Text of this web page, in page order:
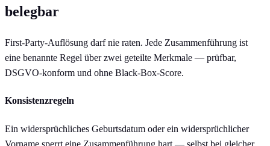
belegbar
First-Party-Auflösung darf nie raten. Jede Zusammenführung ist
eine benannte Regel über zwei geteilte Merkmale — prüfbar,
DSGVO-konform und ohne Black-Box-Score.
Konsistenzregeln
Ein widersprüchliches Geburtsdatum oder ein widersprüchlicher
Vorname sperrt eine Zusammenführung hart — selbst bei gleicher